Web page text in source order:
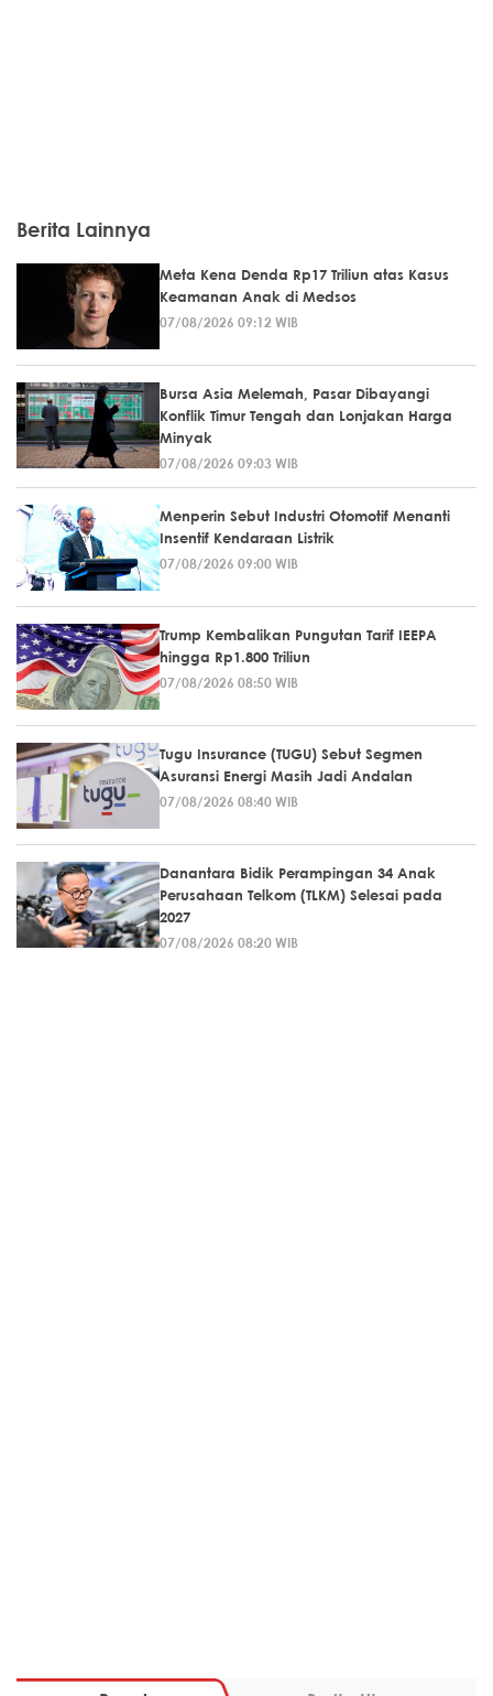
Berita Lainnya
Meta Kena Denda Rp17 Triliun atas Kasus
Keamanan Anak di Medsos
07/08/2026 09:12 WIB
Bursa Asia Melemah, Pasar Dibayangi
Konflik Timur Tengah dan Lonjakan Harga
Minyak
07/08/2026 09:03 WIB
Menperin Sebut Industri Otomotif Menanti
Insentif Kendaraan Listrik
07/08/2026 09:00 WIB
Trump Kembalikan Pungutan Tarif IEEPA
hingga Rp1.800 Triliun
07/08/2026 08:50 WIB
Tugu Insurance (TUGU) Sebut Segmen
Asuransi Energi Masih Jadi Andalan
07/08/2026 08:40 WIB
Danantara Bidik Perampingan 34 Anak
Perusahaan Telkom (TLKM) Selesai pada
2027
07/08/2026 08:20 WIB